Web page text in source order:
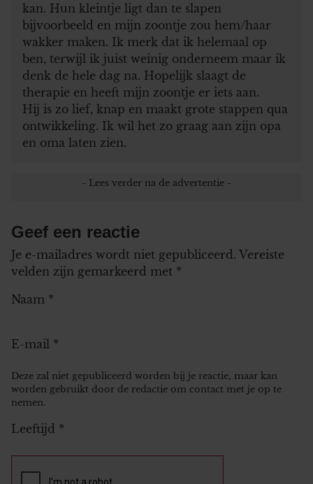
kan. Hun kleintje ligt dan te slapen
bijvoorbeeld en mijn zoontje zou hem/haar
wakker maken. Ik merk dat ik helemaal op
ben, terwijl ik juist weinig onderneem maar ik
denk de hele dag na. Hopelijk slaagt de
therapie en heeft mijn zoontje er iets aan.
Hij is zo lief, knap en maakt grote stappen qua
ontwikkeling. Ik wil het zo graag aan zijn opa
en oma laten zien.
Geef een reactie
Je e-mailadres wordt niet gepubliceerd. Vereiste
velden zijn gemarkeerd met *
Naam *
E-mail *
Deze zal niet gepubliceerd worden bij je reactie, maar kan
worden gebruikt door de redactie om contact met je op te
nemen.
Leeftijd *